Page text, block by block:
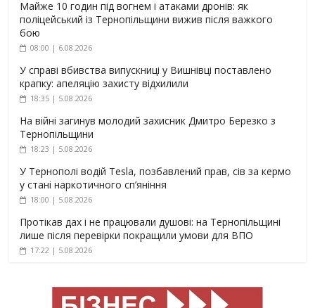
Майже 10 годин під вогнем і атаками дронів: як
поліцейський із Тернопільщини вижив після важкого
бою
08:00 | 6.08.2026
У справі вбивства випускниці у Вишнівці поставлено
крапку: апеляцію захисту відхилили
18:35 | 5.08.2026
На війні загинув молодий захисник Дмитро Березко з
Тернопільщини
18:23 | 5.08.2026
У Тернополі водій Tesla, позбавлений прав, сів за кермо
у стані наркотичного сп’яніння
18:00 | 5.08.2026
Протікав дах і не працювали душові: на Тернопільщині
лише після перевірки покращили умови для ВПО
17:22 | 5.08.2026